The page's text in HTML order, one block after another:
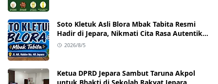
Soto Kletuk Asli Blora Mbak Tabita Resmi
Hadir di Jepara, Nikmati Cita Rasa Autentik
Mulai Rp10 Ribu
2026/8/5
Ketua DPRD Jepara Sambut Taruna Akpol
untuk Bhakti di Sekolah Rakyat Jepara